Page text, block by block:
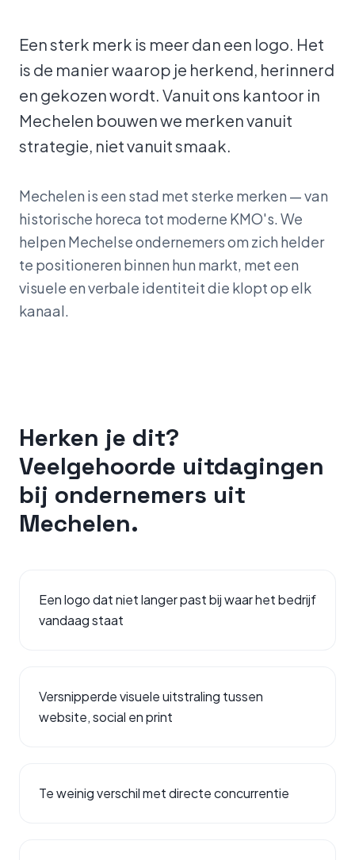
Een sterk merk is meer dan een logo. Het
is de manier waarop je herkend, herinnerd
en gekozen wordt. Vanuit ons kantoor in
Mechelen bouwen we merken vanuit
strategie, niet vanuit smaak.
Mechelen is een stad met sterke merken — van
historische horeca tot moderne KMO's. We
helpen Mechelse ondernemers om zich helder
te positioneren binnen hun markt, met een
visuele en verbale identiteit die klopt op elk
kanaal.
Herken je dit?
Veelgehoorde uitdagingen
bij ondernemers uit
Mechelen.
Een logo dat niet langer past bij waar het bedrijf
vandaag staat
Versnipperde visuele uitstraling tussen
website, social en print
Te weinig verschil met directe concurrentie